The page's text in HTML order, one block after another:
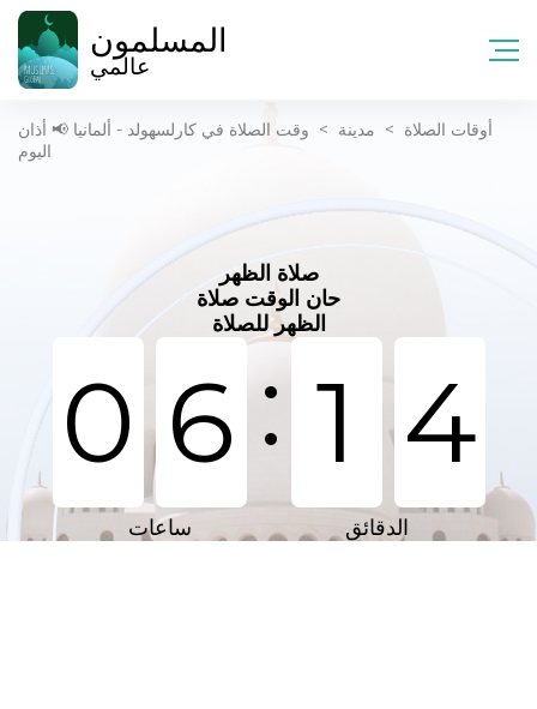
المسلمون
عالمي
أوقات الصلاة > مدينة > وقت الصلاة في كارلسهولد - ألمانيا 📢 أذان
اليوم
صلاة الظهر
حان الوقت صلاة
الظهر للصلاة
0 6: 1 4
ساعات الدقائق